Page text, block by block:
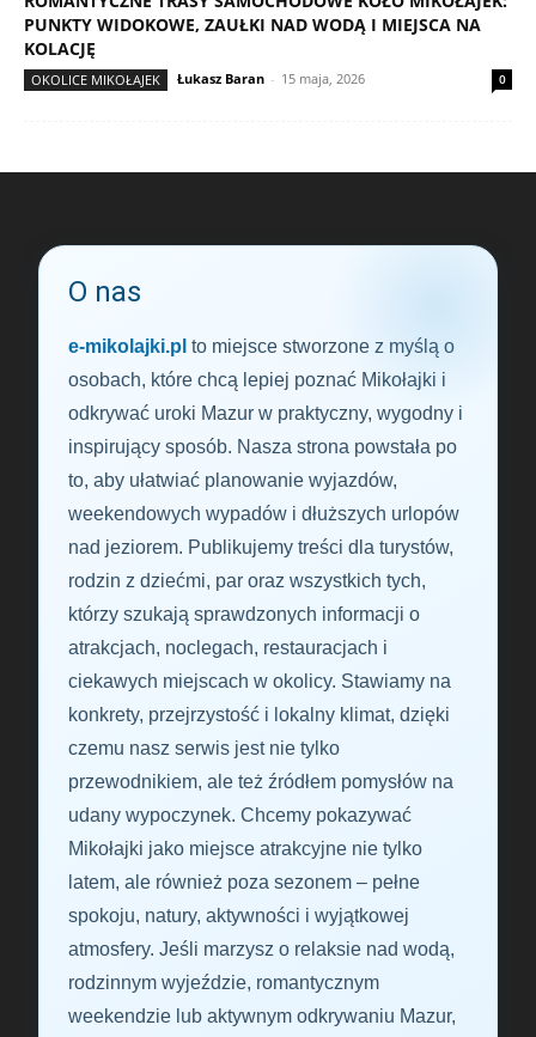
PUNKTY WIDOKOWE, ZAUŁKI NAD WODĄ I MIEJSCA NA
KOLACJĘ
OKOLICE MIKOŁAJEK Łukasz Baran - 15 maja, 2026 0
O nas
e-mikolajki.pl to miejsce stworzone z myślą o
osobach, które chcą lepiej poznać Mikołajki i
odkrywać uroki Mazur w praktyczny, wygodny i
inspirujący sposób. Nasza strona powstała po
to, aby ułatwiać planowanie wyjazdów,
weekendowych wypadów i dłuższych urlopów
nad jeziorem. Publikujemy treści dla turystów,
rodzin z dziećmi, par oraz wszystkich tych,
którzy szukają sprawdzonych informacji o
atrakcjach, noclegach, restauracjach i
ciekawych miejscach w okolicy. Stawiamy na
konkrety, przejrzystość i lokalny klimat, dzięki
czemu nasz serwis jest nie tylko
przewodnikiem, ale też źródłem pomysłów na
udany wypoczynek. Chcemy pokazywać
Mikołajki jako miejsce atrakcyjne nie tylko
latem, ale również poza sezonem – pełne
spokoju, natury, aktywności i wyjątkowej
atmosfery. Jeśli marzysz o relaksie nad wodą,
rodzinnym wyjeździe, romantycznym
weekendzie lub aktywnym odkrywaniu Mazur,